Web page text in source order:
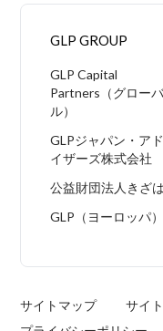
GLP GROUP
GLP Capital
Partners（グロー
ル）
GLPジャパン・ア
イザーズ株式会社
公益財団法人きざ
GLP（ヨーロッパ）
サイトマップ
サイ